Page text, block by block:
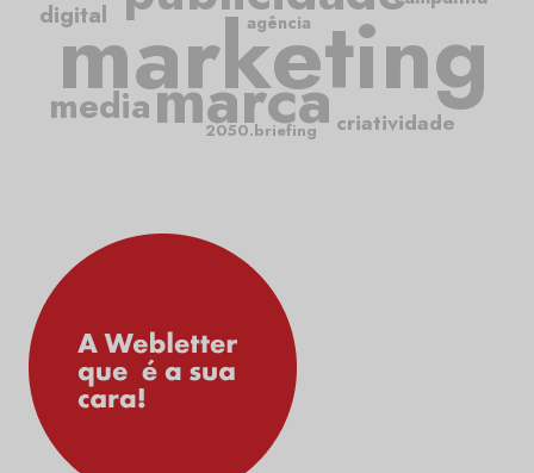
marketing
marca criatividade
media
agência
digital
2050.briefing